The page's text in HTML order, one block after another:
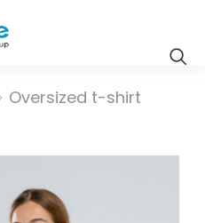
Oversized t-shirt